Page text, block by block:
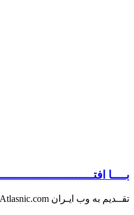
بــــا
تقــدیم به وب ایـران www.Atlasnic.com